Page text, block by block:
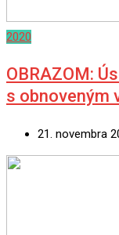
2020
OBRAZOM:
s obnoveným
21. novembra